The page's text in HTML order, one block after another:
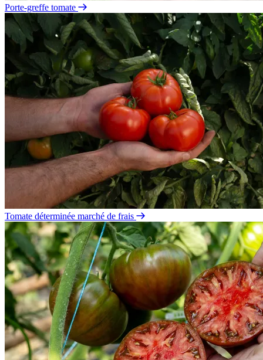
Porte-greffe tomate
Tomate déterminée marché de frais